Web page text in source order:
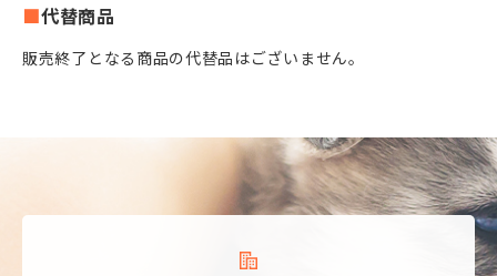
代替商品
販売終了となる商品の代替品はございません。